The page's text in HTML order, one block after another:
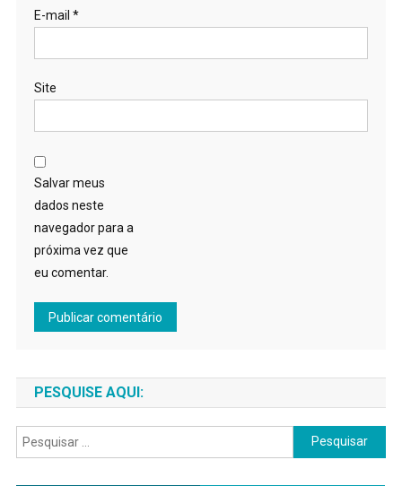
E-mail *
Site
Salvar meus
dados neste
navegador para a
próxima vez que
eu comentar.
PESQUISE AQUI:
Pesquisar
por: